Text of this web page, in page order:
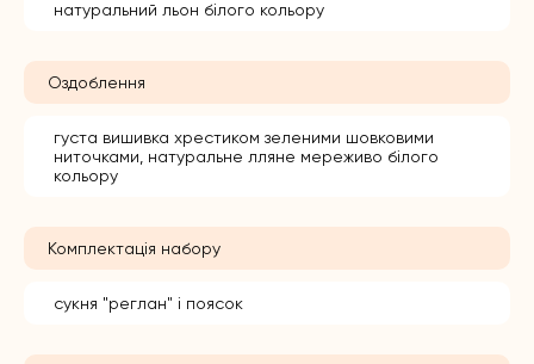
натуральний льон білого кольору
Оздоблення
густа вишивка хрестиком зеленими шовковими
ниточками, натуральне лляне мереживо білого
кольору
Комплектація набору
сукня "реглан" і поясок